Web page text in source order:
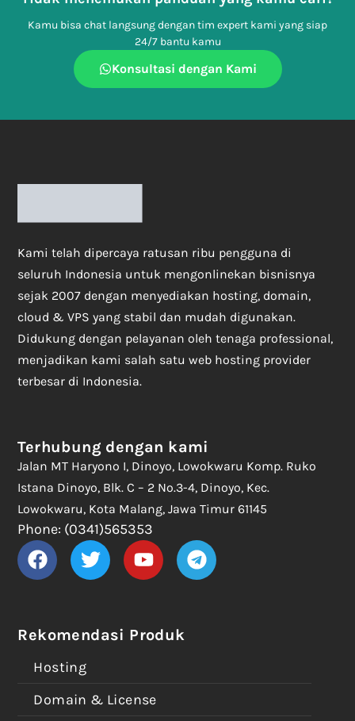
Kamu bisa chat langsung dengan tim expert kami yang siap
24/7 bantu kamu
Konsultasi dengan Kami
Kami telah dipercaya ratusan ribu pengguna di
seluruh Indonesia untuk mengonlinekan bisnisnya
sejak 2007 dengan menyediakan hosting, domain,
cloud & VPS yang stabil dan mudah digunakan.
Didukung dengan pelayanan oleh tenaga professional,
menjadikan kami salah satu web hosting provider
terbesar di Indonesia.
Rekomendasi Produk
Hosting
Domain & License
Terhubung dengan kami
Jalan MT Haryono I, Dinoyo, Lowokwaru Komp. Ruko
Istana Dinoyo, Blk. C – 2 No.3-4, Dinoyo, Kec.
Lowokwaru, Kota Malang, Jawa Timur 61145
Phone: (0341)565353